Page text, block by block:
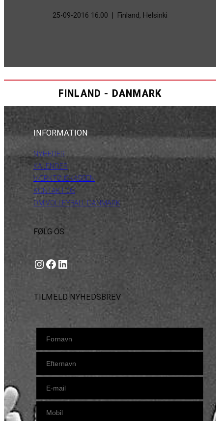
25-09-2016 16:00 Finland, Helsinki
FINLAND - DANMARK
INFORMATION
NYHEDER
KALENDER
VÆRKTØJSKASSEN
KONTAKT OS
OM VOLLEYBALL DANMARK
FØLG OS
Instagram https://www.facebook.com/danishbeachvolleytour LinkedIn
TILMELD NYHEDSBREV